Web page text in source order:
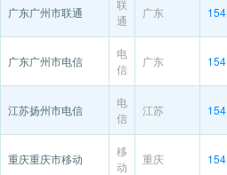
广东广州市联通
联
通
广东
广东广州市电信
电
信
广东
江苏扬州市电信
电
信
江苏
重庆重庆市移动
移
动
重庆